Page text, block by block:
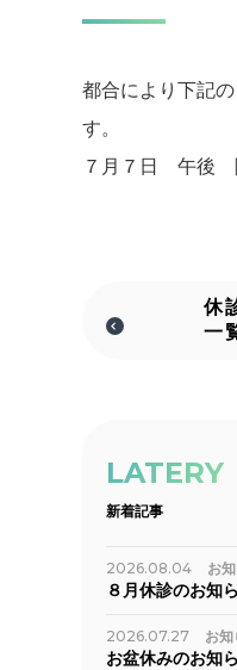
都合により下記
す。
７月７日 午後
休
一
LATERY
新着記事
2026.08.04 お
８月休診のお知
2026.07.27 お知
お盆休みのお知